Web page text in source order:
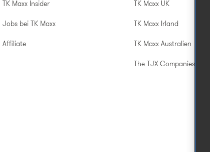
TK Maxx Insider
Jobs bei TK Maxx
Affiliate
TK Maxx UK
TK Maxx Irland
TK Maxx Australien
The TJX Companies